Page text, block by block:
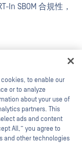
In SBOM 合規性，
to enable our
or to analyze
about your use of
partners. This
ads and content
All,” you agree to
and other technologies
assistant.
what's critical